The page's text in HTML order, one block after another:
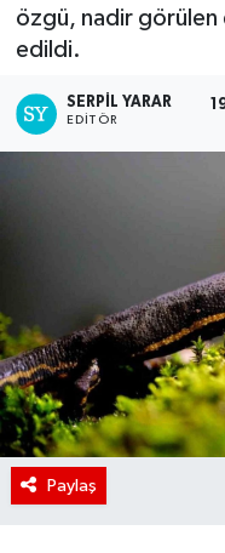
özgü, nadir
edildi.
SERPİL YARAR
EDITÖR
Paylaş